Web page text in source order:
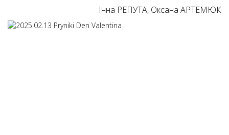
Інна РЕПУТА, Оксана АРТЕМЮК